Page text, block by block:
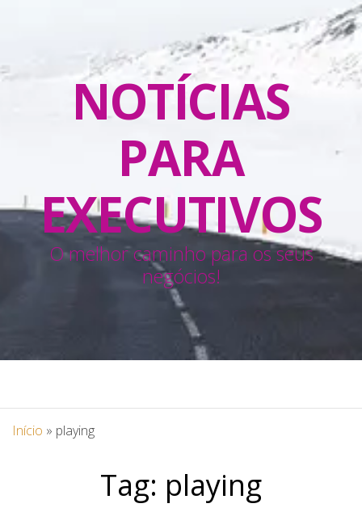
NOTÍCIAS
PARA
EXECUTIVOS
O melhor caminho para os seus
negócios!
Início » playing
Tag: playing